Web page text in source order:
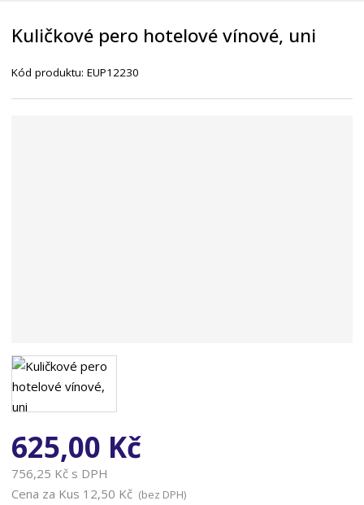
a
t
í
t
Kuličkové pero hotelové vínové, uni
Kód produktu:EUP12230
625,00 Kč
756,25 Kč s DPH
Cena za Kus 12,50 Kč (bez DPH)